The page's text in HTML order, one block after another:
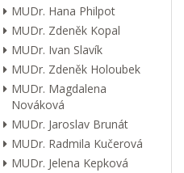
MUDr. Hana Philpot
MUDr. Zdeněk Kopal
MUDr. Ivan Slavík
MUDr. Zdeněk Holoubek
MUDr. Magdalena
Nováková
MUDr. Jaroslav Brunát
MUDr. Radmila Kučerová
MUDr. Jelena Kepková